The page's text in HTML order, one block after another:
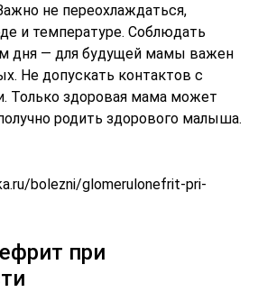
не переохлаждаться,
и температуре. Соблюдать
дня — для будущей мамы важен
Не допускать контактов с
Только здоровая мама может
родить здорового малыша.
bolezni/glomerulonefrit-pri-
при